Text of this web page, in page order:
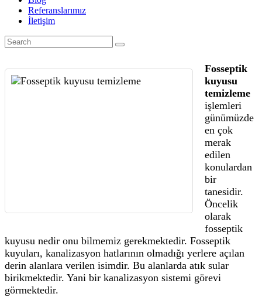
Referanslarımız
İletişim
Fosseptik
kuyusu
temizleme
işlemleri
günümüzde
en çok
merak
edilen
konulardan
bir
tanesidir.
Öncelik
olarak
fosseptik
kuyusu nedir onu bilmemiz gerekmektedir. Fosseptik
kuyuları, kanalizasyon hatlarının olmadığı yerlere açılan
derin alanlara verilen isimdir. Bu alanlarda atık sular
birikmektedir. Yani bir kanalizasyon sistemi görevi
görmektedir.